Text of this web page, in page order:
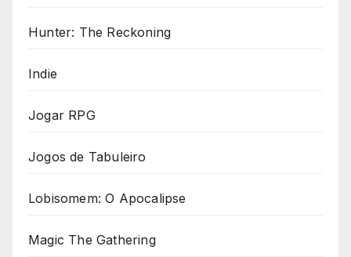
Hunter: The Reckoning
Indie
Jogar RPG
Jogos de Tabuleiro
Lobisomem: O Apocalipse
Magic The Gathering